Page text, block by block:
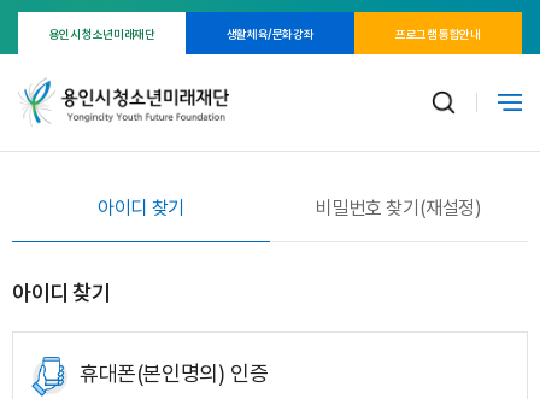
용인시 청소년미래재단 생활체육/문화강좌 프로그램 통합안내
아이디 찾기 비밀번호 찾기(재설정)
아이디 찾기
휴대폰(본인명의) 인증